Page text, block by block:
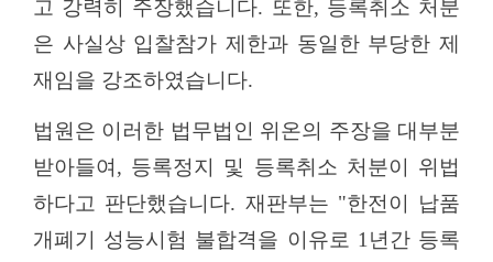
고 강력히 주장했습니다. 또한, 등록취소 처분
은 사실상 입찰참가 제한과 동일한 부당한 제
재임을 강조하였습니다.
법원은 이러한 법무법인 위온의 주장을 대부분
받아들여 , 등록정지 및 등록취소 처분이 위법
하다고 판단했습니다. 재판부는 "한전이 납품
개폐기 성능시험 불합격을 이유로 1 년간 등록